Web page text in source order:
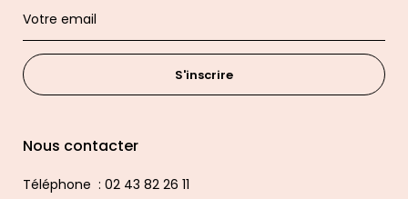
S'inscrire
Nous contacter
Téléphone : 02 43 82 26 11